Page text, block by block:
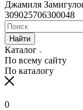
Джамиля
309025706300048
Найти
Каталог
По всему сайту
По каталогу
0